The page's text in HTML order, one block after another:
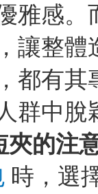
雅感
讓整
都有
群中脫
的注
時，選